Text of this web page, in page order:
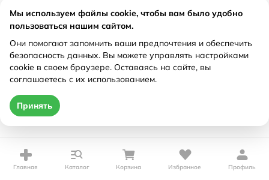
Характеристики
Рецепт Не требуется
Цена действительна только при оформлении онлайн
Главная Каталог Корзина Избранное Профиль
Мы используем файлы cookie, чтобы вам было удобно
пользоваться нашим сайтом.
Они помогают запомнить ваши предпочтения и обеспечить
безопасность данных. Вы можете управлять настройками
cookie в своем браузере. Оставаясь на сайте, вы
соглашаетесь с их использованием.
Принять